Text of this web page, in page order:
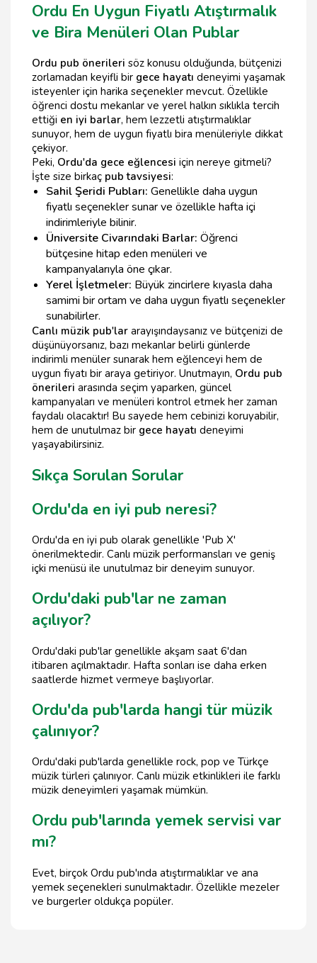
Ordu En Uygun Fiyatlı Atıştırmalık
ve Bira Menüleri Olan Publar
Ordu pub önerileri söz konusu olduğunda, bütçenizi
zorlamadan keyifli bir gece hayatı deneyimi yaşamak
isteyenler için harika seçenekler mevcut. Özellikle
öğrenci dostu mekanlar ve yerel halkın sıklıkla tercih
ettiği en iyi barlar, hem lezzetli atıştırmalıklar
sunuyor, hem de uygun fiyatlı bira menüleriyle dikkat
çekiyor.
Peki, Ordu'da gece eğlencesi için nereye gitmeli?
İşte size birkaç pub tavsiyesi:
Sahil Şeridi Pubları: Genellikle daha uygun
fiyatlı seçenekler sunar ve özellikle hafta içi
indirimleriyle bilinir.
Üniversite Civarındaki Barlar: Öğrenci
bütçesine hitap eden menüleri ve
kampanyalarıyla öne çıkar.
Yerel İşletmeler: Büyük zincirlere kıyasla daha
samimi bir ortam ve daha uygun fiyatlı seçenekler
sunabilirler.
Canlı müzik pub'lar arayışındaysanız ve bütçenizi de
düşünüyorsanız, bazı mekanlar belirli günlerde
indirimli menüler sunarak hem eğlenceyi hem de
uygun fiyatı bir araya getiriyor. Unutmayın, Ordu pub
önerileri arasında seçim yaparken, güncel
kampanyaları ve menüleri kontrol etmek her zaman
faydalı olacaktır! Bu sayede hem cebinizi koruyabilir,
hem de unutulmaz bir gece hayatı deneyimi
yaşayabilirsiniz.
Sıkça Sorulan Sorular
Ordu'da en iyi pub neresi?
Ordu'da en iyi pub olarak genellikle 'Pub X'
önerilmektedir. Canlı müzik performansları ve geniş
içki menüsü ile unutulmaz bir deneyim sunuyor.
Ordu'daki pub'lar ne zaman
açılıyor?
Ordu'daki pub'lar genellikle akşam saat 6'dan
itibaren açılmaktadır. Hafta sonları ise daha erken
saatlerde hizmet vermeye başlıyorlar.
Ordu'da pub'larda hangi tür müzik
çalınıyor?
Ordu'daki pub'larda genellikle rock, pop ve Türkçe
müzik türleri çalınıyor. Canlı müzik etkinlikleri ile farklı
müzik deneyimleri yaşamak mümkün.
Ordu pub'larında yemek servisi var
mı?
Evet, birçok Ordu pub'ında atıştırmalıklar ve ana
yemek seçenekleri sunulmaktadır. Özellikle mezeler
ve burgerler oldukça popüler.